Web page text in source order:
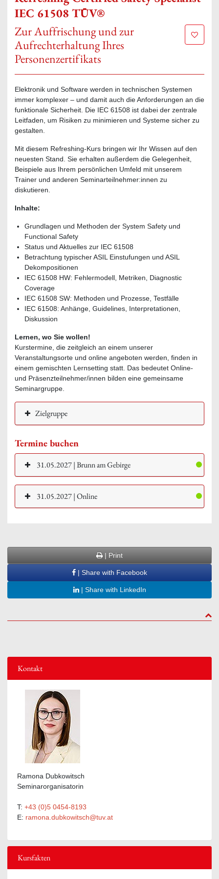
IEC 61508 TÜV®
Zur Auffrischung und zur
Aufrechterhaltung Ihres
Personenzertifikats
Zur
Elektronik und Software werden in technischen Systemen
immer komplexer – und damit auch die Anforderungen an die
funktionale Sicherheit. Die IEC 61508 ist dabei der zentrale
Leitfaden, um Risiken zu minimieren und Systeme sicher zu
gestalten.
Mit diesem Refreshing-Kurs bringen wir Ihr Wissen auf den
neuesten Stand. Sie erhalten außerdem die Gelegenheit,
Beispiele aus Ihrem persönlichen Umfeld mit unserem
Trainer und anderen Seminarteilnehmer:innen zu
diskutieren.
Inhalte:
Grundlagen und Methoden der System Safety und
Functional Safety
Status und Aktuelles zur IEC 61508
Betrachtung typischer ASIL Einstufungen und ASIL
Dekompositionen
IEC 61508 HW: Fehlermodell, Metriken, Diagnostic
Coverage
IEC 61508 SW: Methoden und Prozesse, Testfälle
IEC 61508: Anhänge, Guidelines, Interpretationen,
Diskussion
Lernen, wo Sie wollen!
Kurstermine, die zeitgleich an einem unserer
Veranstaltungsorte und online angeboten werden, finden in
einem gemischten Lernsetting statt. Das bedeutet Online-
und Präsenzteilnehmer/innen bilden eine gemeinsame
Seminargruppe.
Zielgruppe
Termine buchen
31.05.2027 | Brunn am Gebirge
31.05.2027 | Online
| Print
| Share with Facebook
| Share with LinkedIn
to
Kontakt
Ramona Dubkowitsch
Seminarorganisatorin
T: +43 (0)5 0454-8193
E: ramona.dubkowitsch@tuv.at
Kursfakten